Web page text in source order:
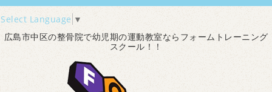
Select Language ▼
広島市中区の整骨院で幼児期の運動教室ならフォームトレーニング
スクール！！